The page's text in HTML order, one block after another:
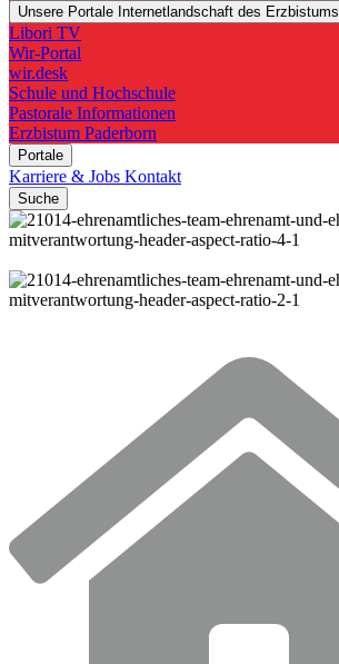
Unsere Portale Internetlandschaft des Erzbistums
Libori TV
Wir-Portal
wir.desk
Schule und Hochschule
Pastorale Informationen
Erzbistum Paderborn
Portale
Karriere & Jobs Kontakt
Suche